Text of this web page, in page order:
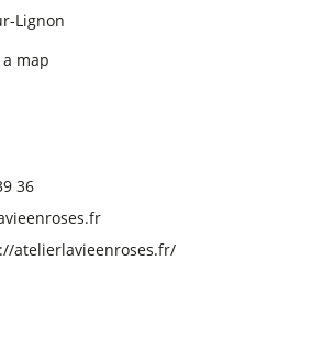
Lignon
map
36
atelierlavieenroses.fr/